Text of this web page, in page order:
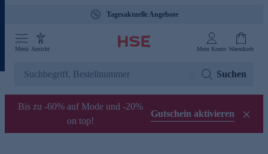
Tagesaktuelle Angebote
Menü Ansicht Mein Konto Warenkorb
Suchen
Bis zu -60% auf Mode und -20%
on top!
Gutschein aktivieren